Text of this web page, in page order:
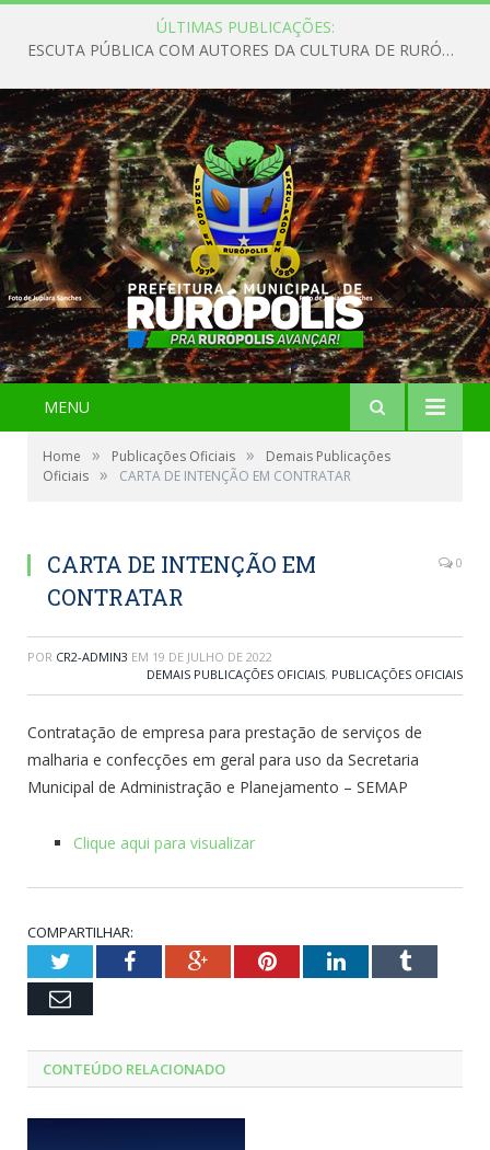
ÚLTIMAS PUBLICAÇÕES:
ESCUTA PÚBLICA COM AUTORES DA CULTURA DE RURÓPOLIS
MENU
Home » Publicações Oficiais »
Demais Publicações
Oficiais » CARTA DE INTENÇÃO EM CONTRATAR
CARTA DE INTENÇÃO EM
CONTRATAR
0
POR CR2-ADMIN3 EM 19 DE JULHO DE 2022
DEMAIS PUBLICAÇÕES OFICIAIS, PUBLICAÇÕES OFICIAIS
Contratação de empresa para prestação de serviços de
malharia e confecções em geral para uso da Secretaria
Municipal de Administração e Planejamento – SEMAP
Clique aqui para visualizar
COMPARTILHAR:
TwitterFacebookGoogle+PinterestLinkedInTumblr
Email
CONTEÚDO RELACIONADO